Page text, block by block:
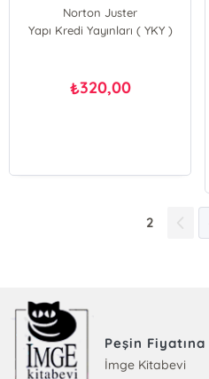
Norton Juster
Yapı Kredi Yayınları ( YKY )
₺320,00
2
Peşin
İmge Kitabevi